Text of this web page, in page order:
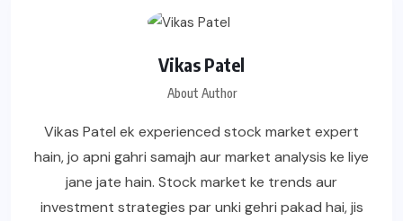
Vikas Patel
About Author
Vikas Patel ek experienced stock market expert
hain, jo apni gahri samajh aur market analysis ke liye
jane jate hain. Stock market ke trends aur
investment strategies par unki gehri pakad hai, jis